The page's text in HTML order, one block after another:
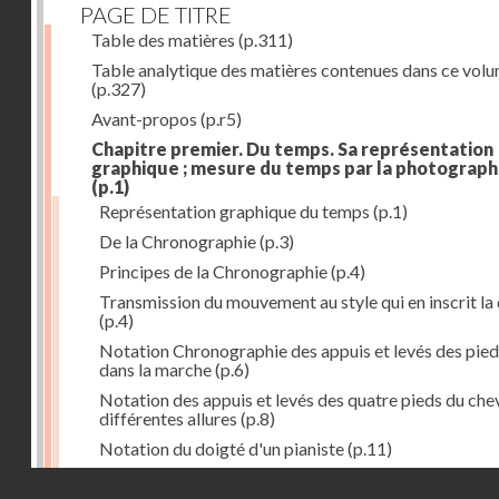
PAGE DE TITRE
Table des matières (p.311)
Table analytique des matières contenues dans ce
(p.327)
Avant-propos (p.r5)
Chapitre premier. Du temps. Sa représentation
graphique ; mesure du temps par la
(p.1)
Représentation graphique du temps (p.1)
De la Chronographie(p.3)
Principes de la Chronographie(p.4)
Transmission du mouvement au style qui en inscrit la
(p.4)
Notation Chronographie des appuis et levés des
dans la marche(p.6)
Notation des appuis et levés des quatre pieds du
différentes allures (p.8)
Notation du doigté d'un pianiste(p.11)